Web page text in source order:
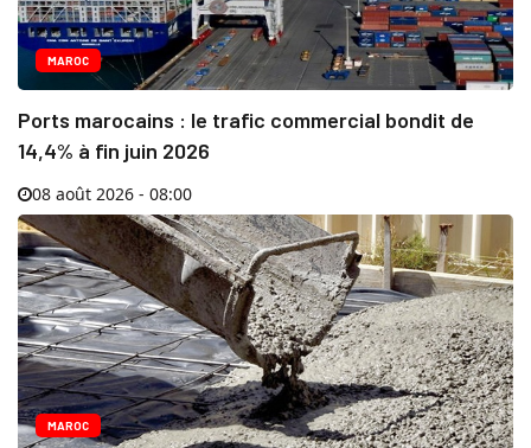
MAROC
Ports marocains : le trafic commercial bondit de
14,4% à fin juin 2026
08 août 2026 - 08:00
MAROC